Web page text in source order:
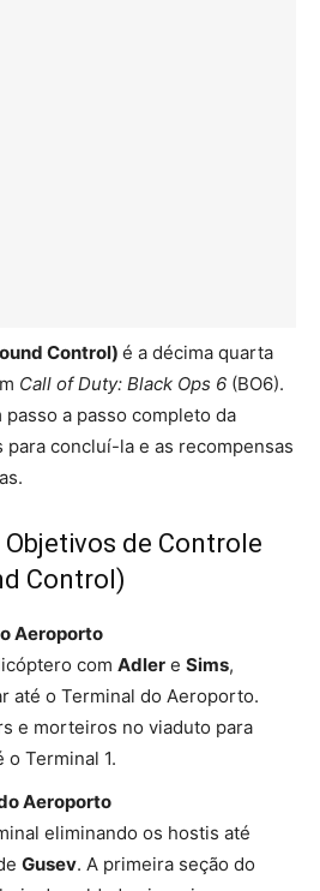
Control) é a décima quarta
Call of Duty: Black Ops 6 (BO6).
a passo completo da
para concluí-la e as recompensas
Objetivos de Controle
Control)
Aeroporto
com Adler e Sims,
até o Terminal do Aeroporto.
e morteiros no viaduto para
o Terminal 1.
Aeroporto
eliminando os hostis até
Gusev. A primeira seção do